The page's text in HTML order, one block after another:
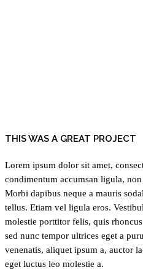
THIS WAS A GREAT PROJECT
Lorem ipsum dolor sit amet,
condimentum accumsan ligula,
Morbi dapibus neque a mauris
tellus. Etiam vel ligula eros.
molestie porttitor felis, quis
sed nunc tempor ultrices eget a
venenatis, aliquet ipsum a, auctor
eget luctus leo molestie a.